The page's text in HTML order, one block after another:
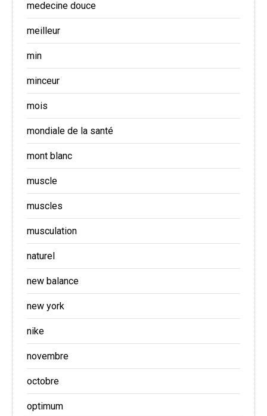
medecine douce
meilleur
min
minceur
mois
mondiale de la santé
mont blanc
muscle
muscles
musculation
naturel
new balance
new york
nike
novembre
octobre
optimum